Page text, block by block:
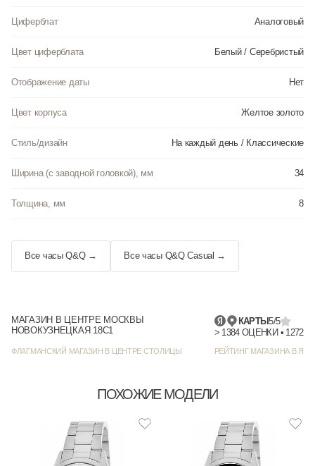
Циферблат Аналоговый
Цвет циферблата Белый / Серебристый
Отображение даты Нет
Цвет корпуса Желтое золото
Стиль/дизайн На каждый день / Классические
Ширина (с заводной головкой), мм 34
Толщина, мм 8
Все часы Q&Q → Все часы Q&Q Casual →
МАГАЗИН В ЦЕНТРЕ МОСКВЫ
НОВОКУЗНЕЦКАЯ 18С1
ФЛАГМАНСКИЙ МАГАЗИН В ЦЕНТРЕ СТОЛИЦЫ
КАРТЫ5/5
РЕЙТИНГ МАГАЗИНА В
ПОХОЖИЕ МОДЕЛИ